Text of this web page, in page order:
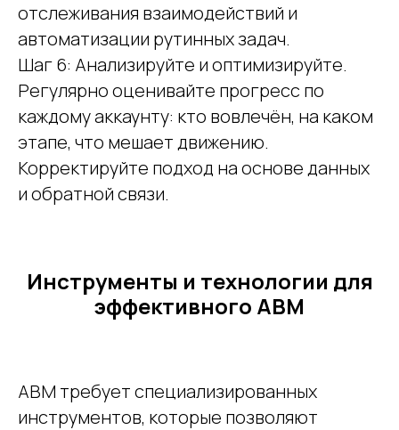
отслеживания взаимодействий и
автоматизации рутинных задач.
Шаг 6: Анализируйте и оптимизируйте.
Регулярно оценивайте прогресс по
каждому аккаунту: кто вовлечён, на каком
этапе, что мешает движению.
Корректируйте подход на основе данных
и обратной связи.
Инструменты и технологии для
эффективного ABM
ABM требует специализированных
инструментов, которые позволяют